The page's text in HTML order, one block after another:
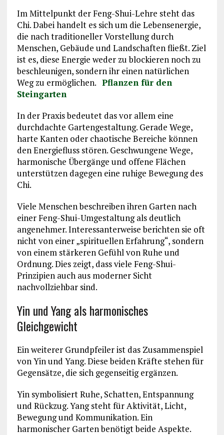
Im Mittelpunkt der Feng-Shui-Lehre steht das
Chi. Dabei handelt es sich um die Lebensenergie,
die nach traditioneller Vorstellung durch
Menschen, Gebäude und Landschaften fließt. Ziel
ist es, diese Energie weder zu blockieren noch zu
beschleunigen, sondern ihr einen natürlichen
Weg zu ermöglichen. Pflanzen für den
Steingarten
In der Praxis bedeutet das vor allem eine
durchdachte Gartengestaltung. Gerade Wege,
harte Kanten oder chaotische Bereiche können
den Energiefluss stören. Geschwungene Wege,
harmonische Übergänge und offene Flächen
unterstützen dagegen eine ruhige Bewegung des
Chi.
Viele Menschen beschreiben ihren Garten nach
einer Feng-Shui-Umgestaltung als deutlich
angenehmer. Interessanterweise berichten sie oft
nicht von einer „spirituellen Erfahrung“, sondern
von einem stärkeren Gefühl von Ruhe und
Ordnung. Dies zeigt, dass viele Feng-Shui-
Prinzipien auch aus moderner Sicht
nachvollziehbar sind.
Yin und Yang als harmonisches
Gleichgewicht
Ein weiterer Grundpfeiler ist das Zusammenspiel
von Yin und Yang. Diese beiden Kräfte stehen für
Gegensätze, die sich gegenseitig ergänzen.
Yin symbolisiert Ruhe, Schatten, Entspannung
und Rückzug. Yang steht für Aktivität, Licht,
Bewegung und Kommunikation. Ein
harmonischer Garten benötigt beide Aspekte.